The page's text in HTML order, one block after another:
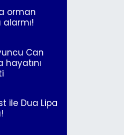
orman
alarmı!
Can
hayatını
ile Dua Lipa